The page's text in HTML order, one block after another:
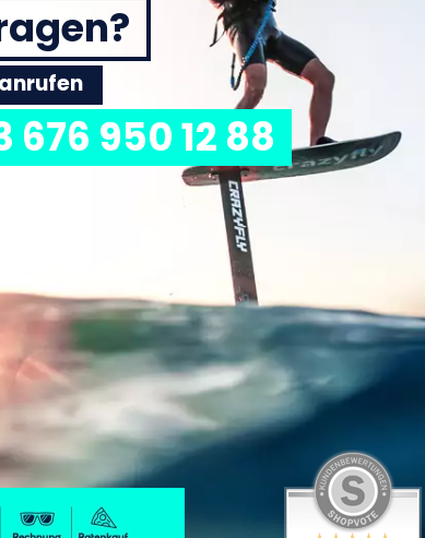
676 950 12 88